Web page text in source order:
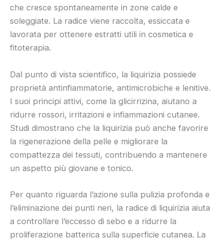
che cresce spontaneamente in zone calde e
soleggiate. La radice viene raccolta, essiccata e
lavorata per ottenere estratti utili in cosmetica e
fitoterapia.
Dal punto di vista scientifico, la liquirizia possiede
proprietà antinfiammatorie, antimicrobiche e lenitive.
I suoi principi attivi, come la glicirrizina, aiutano a
ridurre rossori, irritazioni e infiammazioni cutanee.
Studi dimostrano che la liquirizia può anche favorire
la rigenerazione della pelle e migliorare la
compattezza dei tessuti, contribuendo a mantenere
un aspetto più giovane e tonico.
Per quanto riguarda l’azione sulla pulizia profonda e
l’eliminazione dei punti neri, la radice di liquirizia aiuta
a controllare l’eccesso di sebo e a ridurre la
proliferazione batterica sulla superficie cutanea. La